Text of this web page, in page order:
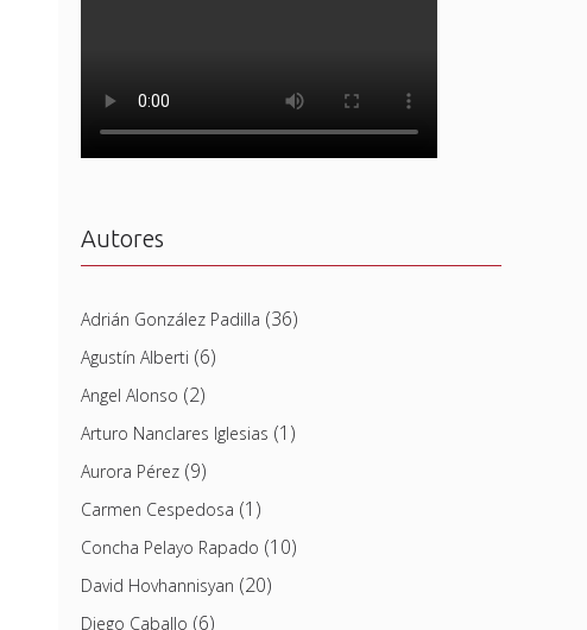
Autores
Adrián González Padilla (36)
Agustín Alberti (6)
Angel Alonso (2)
Arturo Nanclares Iglesias (1)
Aurora Pérez(9)
Carmen Cespedosa (1)
Concha Pelayo Rapado (10)
David Hovhannisyan (20)
Diego Caballo (6)